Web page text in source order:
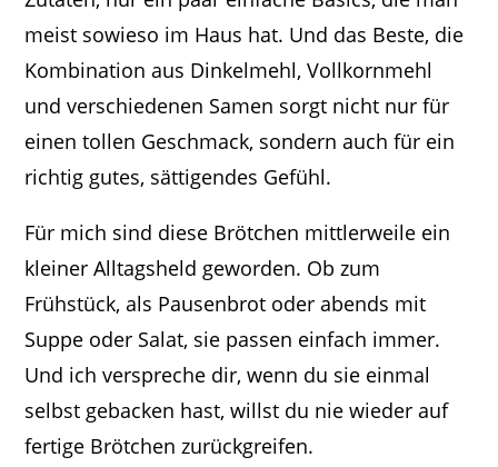
meist sowieso im Haus hat. Und das Beste, die
Kombination aus Dinkelmehl, Vollkornmehl
und verschiedenen Samen sorgt nicht nur für
einen tollen Geschmack, sondern auch für ein
richtig gutes, sättigendes Gefühl.
Für mich sind diese Brötchen mittlerweile ein
kleiner Alltagsheld geworden. Ob zum
Frühstück, als Pausenbrot oder abends mit
Suppe oder Salat, sie passen einfach immer.
Und ich verspreche dir, wenn du sie einmal
selbst gebacken hast, willst du nie wieder auf
fertige Brötchen zurückgreifen.